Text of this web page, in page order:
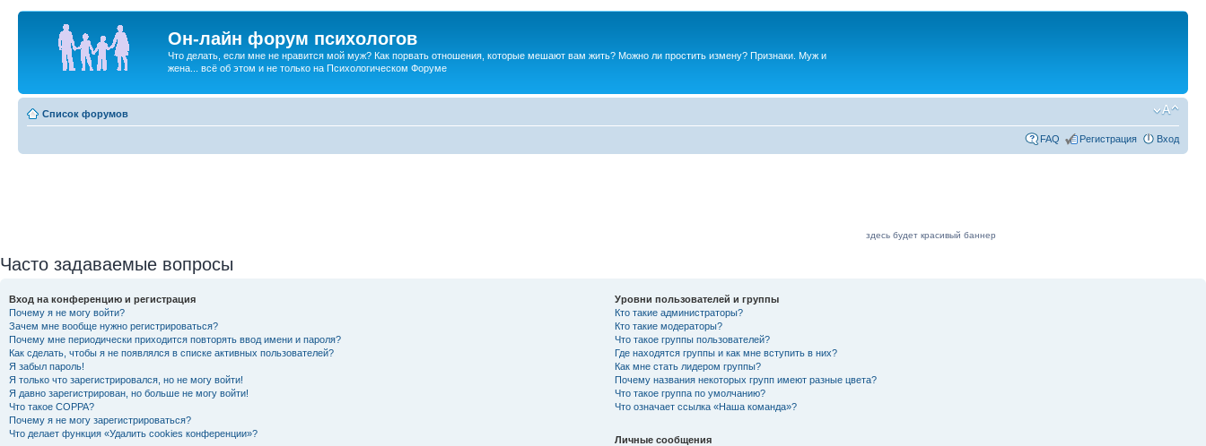
Он-лайн форум психологов
Что делать, если мне не нравится мой муж? Как порвать отношения, которые мешают вам жить? Можно ли простить измену? Признаки. Муж и
жена... всё об этом и не только на Психологическом Форуме
Список форумов
FAQ Регистрация Вход
здесь будет красивый баннер
Часто задаваемые вопросы
Вход на конференцию и регистрация
Почему я не могу войти?
Зачем мне вообще нужно регистрироваться?
Почему мне периодически приходится повторять ввод имени и пароля?
Как сделать, чтобы я не появлялся в списке активных пользователей?
Я забыл пароль!
Я только что зарегистрировался, но не могу войти!
Я давно зарегистрирован, но больше не могу войти!
Что такое COPPA?
Почему я не могу зарегистрироваться?
Что делает функция «Удалить cookies конференции»?
Уровни пользователей и группы
Кто такие администраторы?
Кто такие модераторы?
Что такое группы пользователей?
Где находятся группы и как мне вступить в них?
Как мне стать лидером группы?
Почему названия некоторых групп имеют разные цвета?
Что такое группа по умолчанию?
Что означает ссылка «Наша команда»?
Личные сообщения